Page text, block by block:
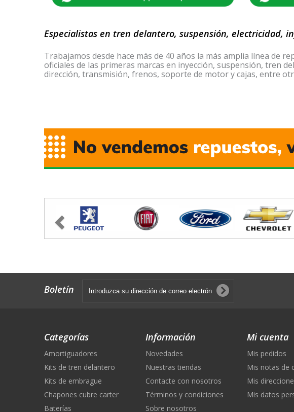
Especialistas en tren delantero, suspensión, electricidad,
Trabajamos desde hace más de 40 años la más amplia línea de
oficiales de las primeras marcas en inyección, suspensión, tren
dirección, transmisión, frenos, soporte de motor y cajas, entre
Previous
Boletín
Categorías
Amortiguadores
Kits de tren delantero
Kits de embrague
Chapones cubre carter
Baterías
Información
Novedades
Nuestras tiendas
Contacte con nosotros
Términos y condiciones
Sobre nosotros
Mi cuenta
Mis pedidos
Mis notas de
Mis
Mis datos